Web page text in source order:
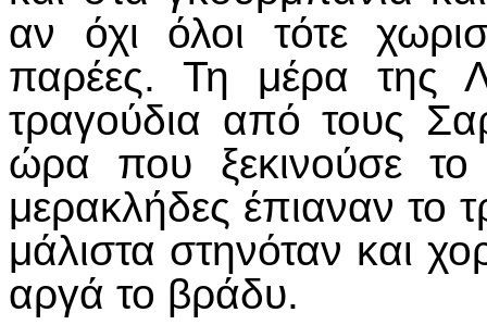
αν όχι όλοι τότε
παρέες. Τη μέρα της
τραγούδια από τους
ώρα που ξεκινούσε
μερακλήδες έπιαναν το
μάλιστα στηνόταν και
αργά το βράδυ.